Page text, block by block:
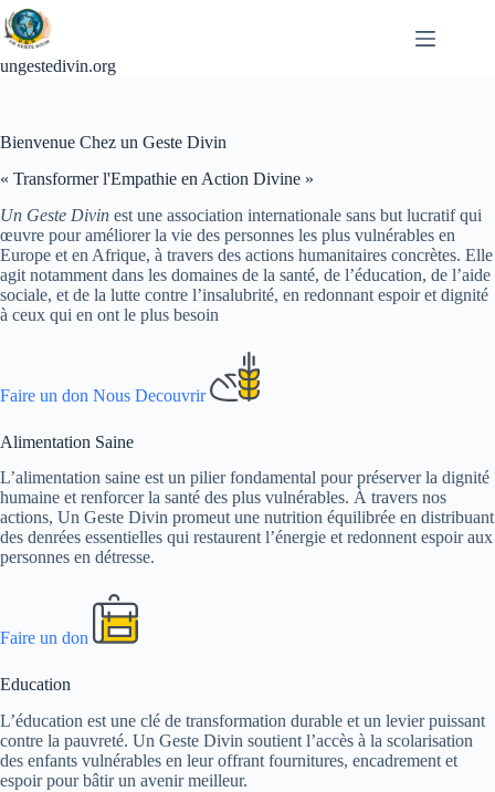
Passer
au
contenu
ungestedivin.org
Bienvenue Chez un Geste Divin
« Transformer l'Empathie en Action Divine »
Un Geste Divin est une association internationale sans but lucratif qui
œuvre pour améliorer la vie des personnes les plus vulnérables en
Europe et en Afrique, à travers des actions humanitaires concrètes. Elle
agit notamment dans les domaines de la santé, de l’éducation, de l’aide
sociale, et de la lutte contre l’insalubrité, en redonnant espoir et dignité
à ceux qui en ont le plus besoin
Faire un don Nous Decouvrir
Alimentation Saine
L’alimentation saine est un pilier fondamental pour préserver la dignité
humaine et renforcer la santé des plus vulnérables. À travers nos
actions, Un Geste Divin promeut une nutrition équilibrée en distribuant
des denrées essentielles qui restaurent l’énergie et redonnent espoir aux
personnes en détresse.
Faire un don
Education
L’éducation est une clé de transformation durable et un levier puissant
contre la pauvreté. Un Geste Divin soutient l’accès à la scolarisation
des enfants vulnérables en leur offrant fournitures, encadrement et
espoir pour bâtir un avenir meilleur.